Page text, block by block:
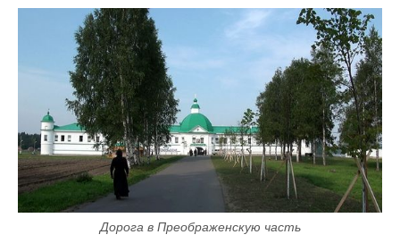
Дорога в Преображенскую часть